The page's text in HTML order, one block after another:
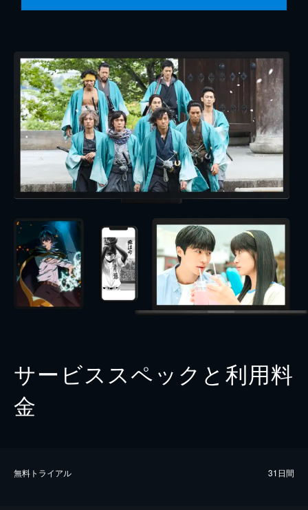
サービススペックと利用料
金
無料トライアル 31日間